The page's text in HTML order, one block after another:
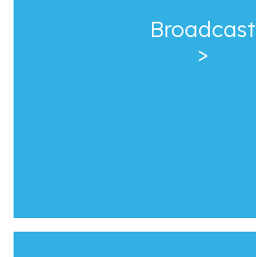
Broadcast
>